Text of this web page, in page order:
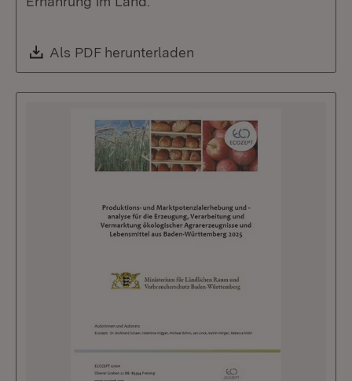
Download:
Als PDF herunterladen